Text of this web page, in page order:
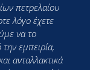
πετρελαίου
λόγο έχετε
να το
εμπειρία,
ανταλλακτικά